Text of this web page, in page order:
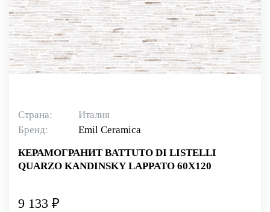
Страна:
Италия
Бренд:
Emil Ceramica
КЕРАМОГРАНИТ BATTUTO DI LISTELLI
QUARZO KANDINSKY LAPPATO 60X120
9 133 ₽